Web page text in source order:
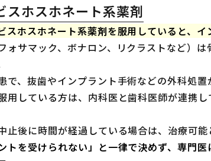
スホスホネート系薬剤
スホスホネート系薬剤を服用していると、
ォサマック、ボナロン、リクラストなど）
で、抜歯やインプラント手術などの外科処置
用している方は、内科医と歯科医師が連携
止後に時間が経過している場合は、治療可能
トを受けられない」と一律で決めず、専門